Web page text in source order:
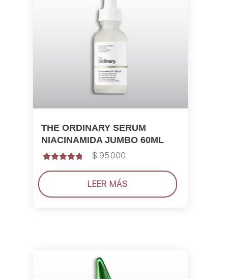
THE ORDINARY SERUM
NIACINAMIDA JUMBO 60ML
$ 95.000
LEER MÁS